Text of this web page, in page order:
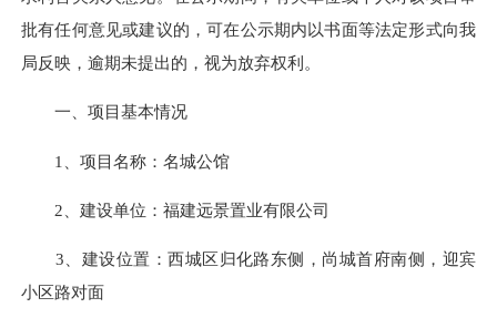
批有任何意见或建议的，可在公示期内以书面等法定形式向我
局反映，逾期未提出的，视为放弃权利。
一、项目基本情况
1、项目名称：名城公馆
2、建设单位：福建远景置业有限公司
3、建设位置：西城区归化路东侧，尚城首府南侧，迎宾
小区路对面